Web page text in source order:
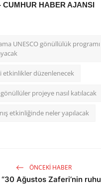
CUMHUR HABER AJANSI
UNESCO gönüllülük
etkinlikler düzenlenecek
projeye nasıl katılacak
etkinliğinde neler yapılacak
ÖNCEKI HABER
“30 Ağustos Zaferi’nin